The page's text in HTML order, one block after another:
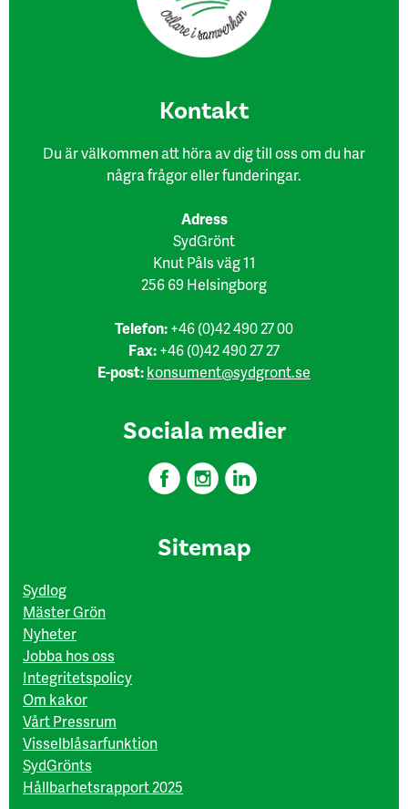
Kon​takt
Du är välkommen att höra av dig till oss om du har
några frågor eller funderingar.
Adress
SydGrönt
Knut Påls väg 11
256 69 Helsingborg
Telefon:+46 (0)42 490 27 00
Fax:+46 (0)42 490 27 27
E-post:konsument@sydgront.se
Sociala medier
Sitemap
Sydlog
Mäster Grön
Nyheter
Jobba hos oss
Integritetspolicy
Om kakor
Vårt Pressrum
Visselblåsarfunktion
SydGrönts
Hållbarhetsrapport 2025